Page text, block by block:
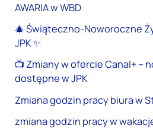
AWARIA w WBD
🎄 Świąteczno-Noworoczne
JPK ✨
📺 Zmiany w ofercie Canal+ –
dostępne w JPK
Zmiana godzin pracy biura w
zmiana godzin pracy w